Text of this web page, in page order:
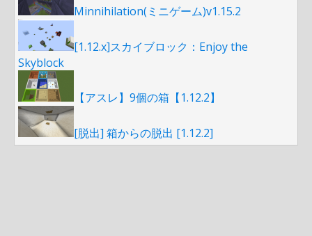
Minnihilation(ミニゲーム)v1.15.2
[1.12.x]スカイブロック：Enjoy the
Skyblock
【アスレ】9個の箱【1.12.2】
[脱出] 箱からの脱出 [1.12.2]